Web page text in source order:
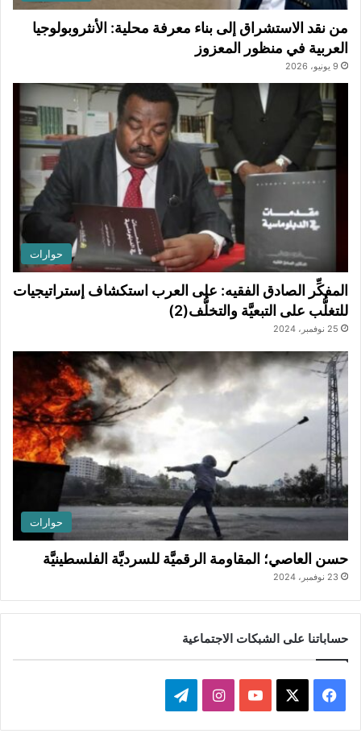
من نقد الاستشراق إلى بناء معرفة محلية: الأنثروبولوجيا
العربية في منظور المعزوز
9 يونيو، 2026
حوارات
المفكِّر الصادق الفقيه: على العرب استكشاف إستراتيجيات
للتغلُّب على التبعيَّة والتخلُّف(2)
25 نوفمبر، 2024
حوارات
حسن العاصي؛ المقاومة الرقميَّة للسرديَّة الفلسطينيَّة
23 نوفمبر، 2024
حساباتنا على الشبكات الاجتماعية
ي
X
Y
ن
ي